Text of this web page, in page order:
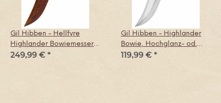
Gil Hibben - Hellfyre
Highlander Bowiemesser
mit Scheide
249,99 € *
Gil Hibben - Highlander
Bowie, Hochglanz- od.
Damast-Version
119,99 € *